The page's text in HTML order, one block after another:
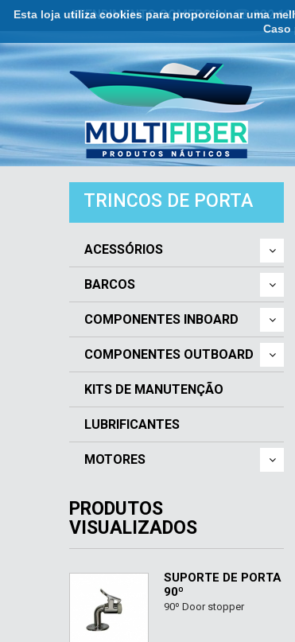
Esta loja utiliza cookies para proporcionar uma
Caso
ATENDIMENTO COMERCIAL ☏ 932
TRINCOS DE PORTA
ACESSÓRIOS
BARCOS
COMPONENTES INBOARD
COMPONENTES OUTBOARD
KITS DE MANUTENÇÃO
LUBRIFICANTES
MOTORES
PRODUTOS
VISUALIZADOS
SUPORTE DE PORTA
90º
90º Door stopper